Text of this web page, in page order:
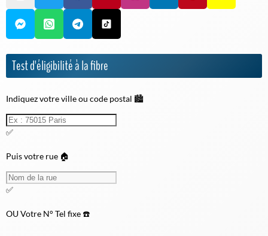
Test d'éligibilité à la fibre
Indiquez votre ville ou code postal 🏙️
✅
Puis votre rue 🏠
✅
OUVotre N° Tel fixe ☎️